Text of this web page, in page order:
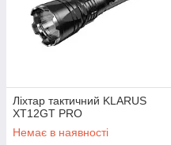
Ліхтар тактичний KLARUS
XT12GT PRO
Немає в наявності